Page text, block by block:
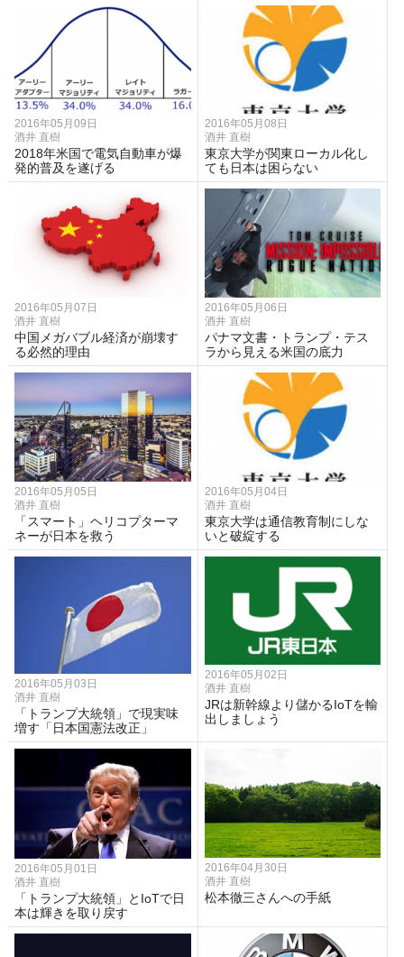
2016年05月09日
酒井 直樹
2018年米国で電気自動車が爆
発的普及を遂げる
2016年05月08日
酒井 直樹
東京大学が関東ローカル化し
ても日本は困らない
2016年05月07日
酒井 直樹
中国メガバブル経済が崩壊す
る必然的理由
2016年05月06日
酒井 直樹
パナマ文書・トランプ・テス
ラから見える米国の底力
2016年05月05日
酒井 直樹
「スマート」ヘリコプターマ
ネーが日本を救う
2016年05月04日
酒井 直樹
東京大学は通信教育制にしな
いと破綻する
2016年05月03日
酒井 直樹
「トランプ大統領」で現実味
増す「日本国憲法改正」
2016年05月02日
酒井 直樹
JRは新幹線より儲かるIoTを輸
出しましょう
2016年05月01日
酒井 直樹
「トランプ大統領」とIoTで日
本は輝きを取り戻す
2016年04月30日
酒井 直樹
松本徹三さんへの手紙